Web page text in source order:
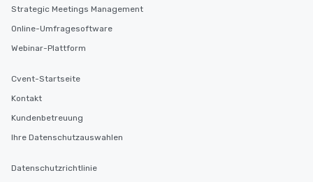
Strategic Meetings Management
Online-Umfragesoftware
Webinar-Plattform
Cvent-Startseite
Kontakt
Kundenbetreuung
Ihre Datenschutzauswahlen
Datenschutzrichtlinie